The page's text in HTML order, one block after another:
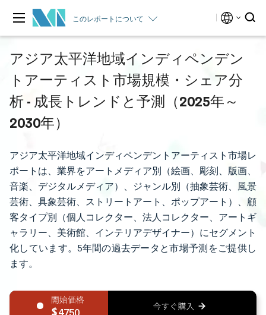
このレポートについて
アジア太平洋地域インディペンデン
トアーティスト市場規模・シェア分
析 - 成長トレンドと予測（2025年～
2030年）
アジア太平洋地域インディペンデントアーティスト市場レ
ポートは、業界をアートメディア別（絵画、彫刻、版画、
音楽、デジタルメディア）、ジャンル別（抽象芸術、風景
芸術、具象芸術、ストリートアート、ポップアート）、顧
客タイプ別（個人コレクター、法人コレクター、アートギ
ャラリー、美術館、インテリアデザイナー）にセグメント
化しています。5年間の過去データと市場予測をご提供し
ます。